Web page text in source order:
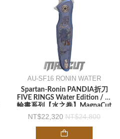
AU-SF16 RONIN WATER
Spartan-Ronin PANDIA折刀
FIVE RINGS Water Edition / 五
輪書系列【水之卷】MagnaCut
鋼 鈦合金手柄 Flipper -折刀
22,320 24,800